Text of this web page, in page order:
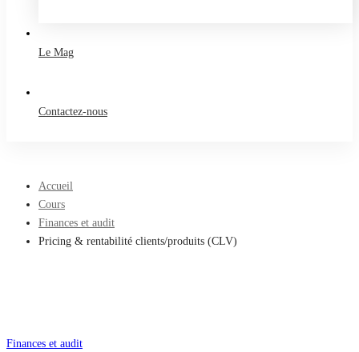
Le Mag
Contactez-nous
Accueil
Cours
Finances et audit
Pricing & rentabilité clients/produits (CLV)
Finances et audit